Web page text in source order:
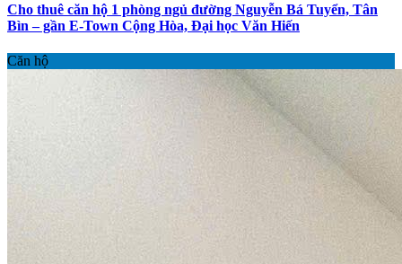
Cho thuê căn hộ 1 phòng ngủ đường Nguyễn Bá Tuyển, Tân
Bìn – gần E-Town Cộng Hòa, Đại học Văn Hiến
Căn hộ